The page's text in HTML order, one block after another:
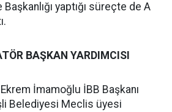
yaptığı süreçte de A
BAŞKAN YARDIMCISI
İmamoğlu İBB Başkanı
Belediyesi Meclis üyesi